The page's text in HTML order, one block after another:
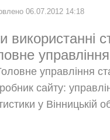
06.07.2012 14:18
використанні
управління
сайту:
у Вінницькій